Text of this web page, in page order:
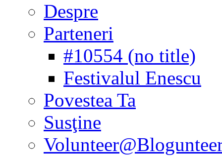
Despre
Parteneri
#10554 (no title)
Festivalul Enescu
Povestea Ta
Susţine